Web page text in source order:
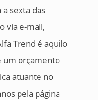
sexta das
via e-mail,
Trend é aquilo
um orçamento
atuante no
pela página